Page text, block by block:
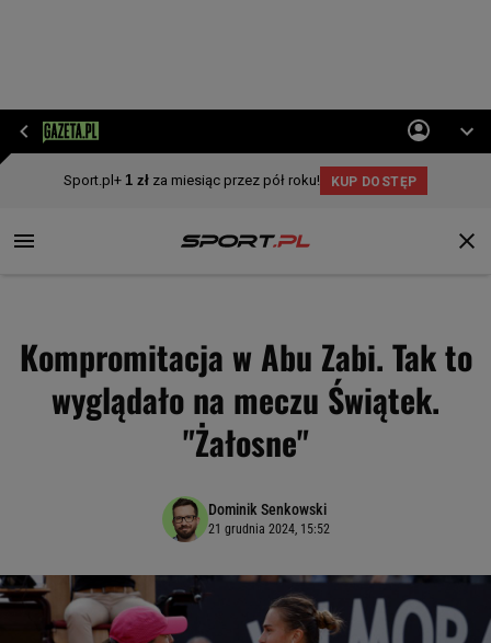
Kompromitacja w Abu Zabi. Tak to
wyglądało na meczu Świątek.
"Żałosne"
Dominik Senkowski
21 grudnia 2024, 15:52